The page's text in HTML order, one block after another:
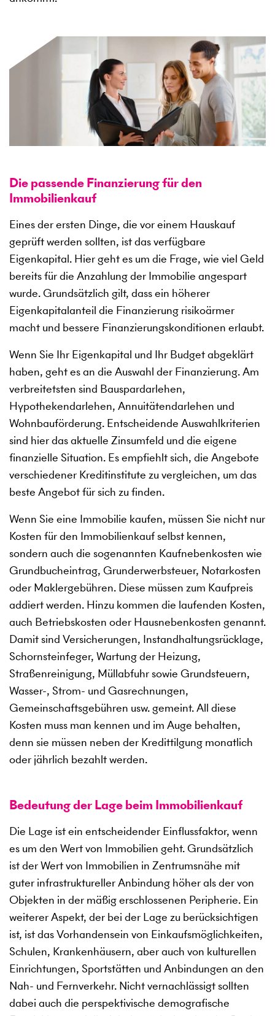
Die passende Finanzierung für den
Immobilienkauf
Eines der ersten Dinge, die vor einem Hauskauf
geprüft werden sollten, ist das verfügbare
Eigenkapital. Hier geht es um die Frage, wie viel Geld
bereits für die Anzahlung der Immobilie angespart
wurde. Grundsätzlich gilt, dass ein höherer
Eigenkapitalanteil die Finanzierung risikoärmer
macht und bessere Finanzierungskonditionen erlaubt.
Wenn Sie Ihr Eigenkapital und Ihr Budget abgeklärt
haben, geht es an die Auswahl der Finanzierung. Am
verbreitetsten sind Bauspardarlehen,
Hypothekendarlehen, Annuitätendarlehen und
Wohnbauförderung. Entscheidende Auswahlkriterien
sind hier das aktuelle Zinsumfeld und die eigene
finanzielle Situation. Es empfiehlt sich, die Angebote
verschiedener Kreditinstitute zu vergleichen, um das
beste Angebot für sich zu finden.
Wenn Sie eine Immobilie kaufen, müssen Sie nicht nur
Kosten für den Immobilienkauf selbst kennen,
sondern auch die sogenannten Kaufnebenkosten wie
Grundbucheintrag, Grunderwerbsteuer, Notarkosten
oder Maklergebühren. Diese müssen zum Kaufpreis
addiert werden. Hinzu kommen die laufenden Kosten,
auch Betriebskosten oder Hausnebenkosten genannt.
Damit sind Versicherungen, Instandhaltungsrücklage,
Schornsteinfeger, Wartung der Heizung,
Straßenreinigung, Müllabfuhr sowie Grundsteuern,
Wasser-, Strom- und Gasrechnungen,
Gemeinschaftsgebühren usw. gemeint. All diese
Kosten muss man kennen und im Auge behalten,
denn sie müssen neben der Kredittilgung monatlich
oder jährlich bezahlt werden.
Bedeutung der Lage beim Immobilienkauf
Die Lage ist ein entscheidender Einflussfaktor, wenn
es um den Wert von Immobilien geht. Grundsätzlich
ist der Wert von Immobilien in Zentrumsnähe mit
guter infrastruktureller Anbindung höher als der von
Objekten in der mäßig erschlossenen Peripherie. Ein
weiterer Aspekt, der bei der Lage zu berücksichtigen
ist, ist das Vorhandensein von Einkaufsmöglichkeiten,
Schulen, Krankenhäusern, aber auch von kulturellen
Einrichtungen, Sportstätten und Anbindungen an den
Nah- und Fernverkehr. Nicht vernachlässigt sollten
dabei auch die perspektivische demografische